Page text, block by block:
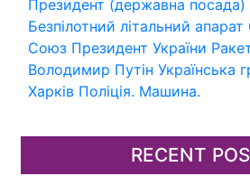
Президент (державна посада)
Безпілотний літальний апарат
Союз Президент України
Володимир Путін Українська
Харків Поліція. Машина.
RECENT